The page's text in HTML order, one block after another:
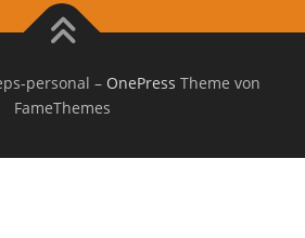
personal – OnePress Theme von
FameThemes